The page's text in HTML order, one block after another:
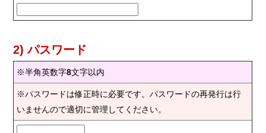
2) パスワード
※半角英数字8文字以内
※パスワードは修正時に必要です。パスワードの再発行は行
いませんので適切に管理してください。